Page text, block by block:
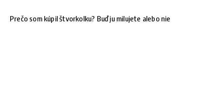
Prečo som kúpil štvorkolku? Buď ju milujete alebo nie